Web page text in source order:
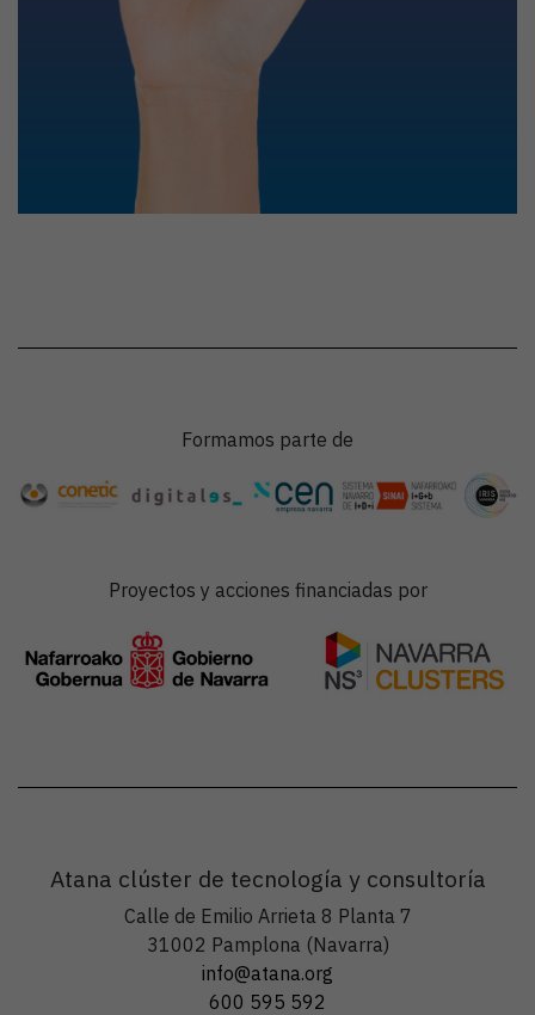
Formamos parte de
Proyectos y acciones financiadas por
Atana clúster de tecnología y consultoría
Calle de Emilio Arrieta 8 Planta 7
31002 Pamplona (Navarra)
info@atana.org
600 595 592